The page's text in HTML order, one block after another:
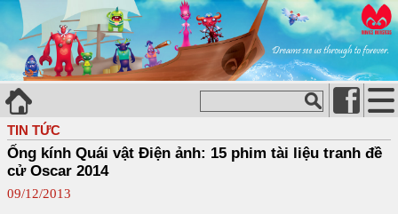
TIN TỨC
Ống kính Quái vật Điện ảnh: 15 phim tài liệu tranh đề
cử Oscar 2014
09/12/2013